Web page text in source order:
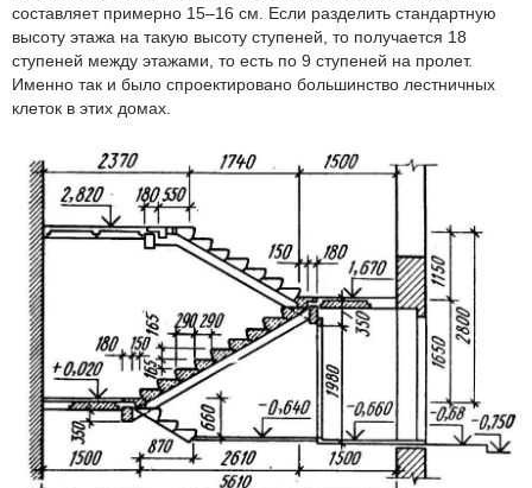
составляет примерно 15–16 см. Если разделить стандартную
высоту этажа на такую высоту ступеней, то получается 18
ступеней между этажами, то есть по 9 ступеней на пролет.
Именно так и было спроектировано большинство лестничных
клеток в этих домах.